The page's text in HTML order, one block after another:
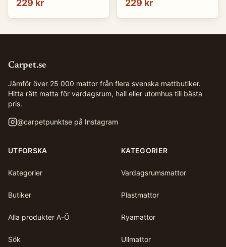
229 kr 229 kr
Carpet.se
Jämför över 25 000 mattor från flera svenska mattbutiker.
Hitta rätt matta för vardagsrum, hall eller utomhus till bästa
pris.
@carpetpunktse på Instagram
UTFORSKA
Kategorier
Butiker
Alla produkter A-Ö
Sök
KATEGORIER
Vardagsrumsmattor
Plastmattor
Ryamattor
Ullmattor